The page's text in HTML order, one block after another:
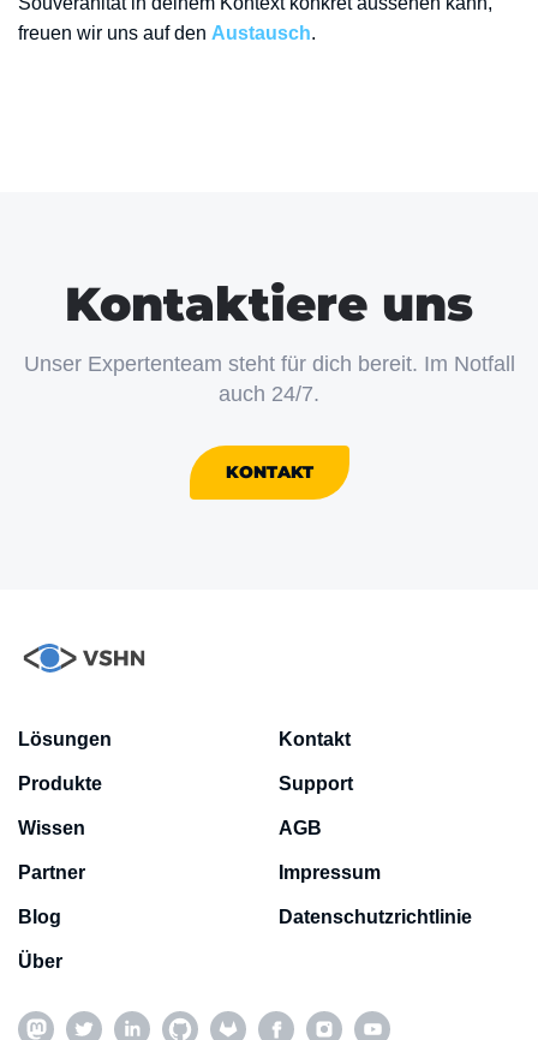
freuen wir uns auf den Austausch.
Kontaktiere uns
Unser Expertenteam steht für dich bereit. Im Notfall
auch 24/7.
KONTAKT
Lösungen
Produkte
Wissen
Partner
Blog
Über
Kontakt
Support
AGB
Impressum
Datenschutzrichtlinie